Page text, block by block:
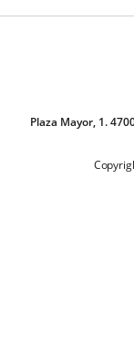
Plaza Mayor, 1.